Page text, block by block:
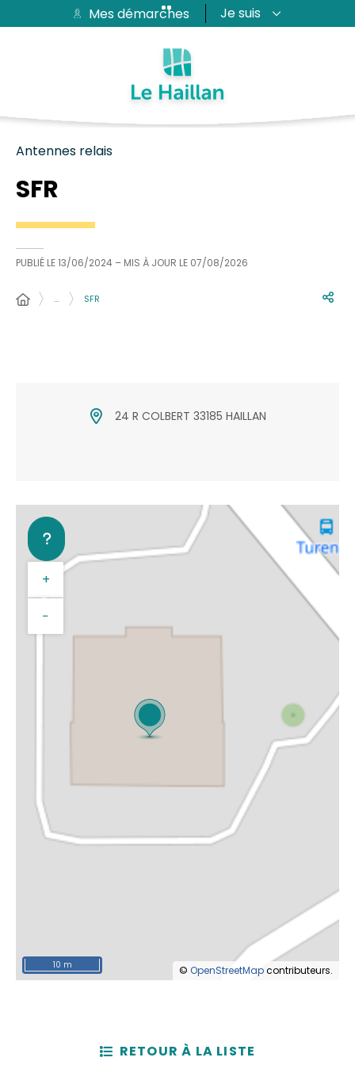
Aide et accessibilité
Passer au menu
Passer au contenuMes démarches Je suis
Antennes relais
SFR
PUBLIÉ LE13/06/2024 – MIS À JOUR LE 07/08/2026
… SFR
24 R COLBERT 33185 HAILLAN
+
−
© OpenStreetMapcontributeurs.
10 m
RETOUR À LA LISTE